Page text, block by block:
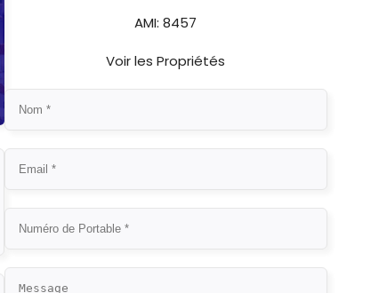
AMI: 8457
Voir les Propriétés